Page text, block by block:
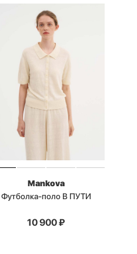
Mankova
Футболка-поло В ПУТИ
10 900₽